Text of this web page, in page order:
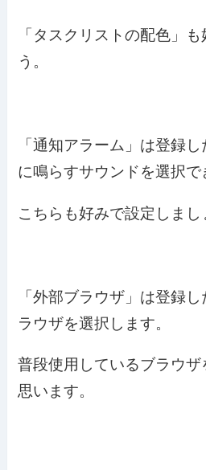
「タスクリストの配色」
う。
「通知アラーム」は登録
に鳴らすサウンドを選択で
こちらも好みで設定しまし
「外部ブラウザ」は登録
ラウザを選択します。
普段使用しているブラウザ
思います。